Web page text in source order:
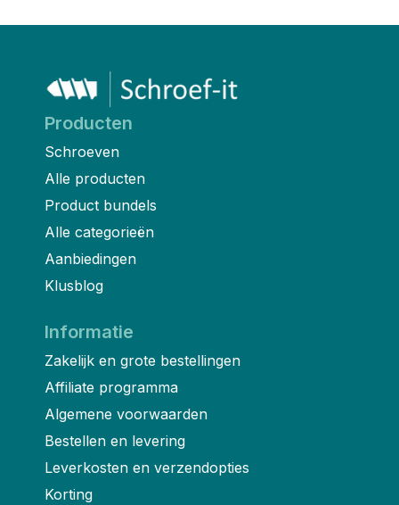
Producten
Schroeven
Alle producten
Product bundels
Alle categorieën
Aanbiedingen
Klusblog
Informatie
Zakelijk en grote bestellingen
Affiliate programma
Algemene voorwaarden
Bestellen en levering
Leverkosten en verzendopties
Korting